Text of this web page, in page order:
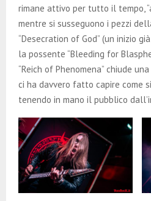
rimane attivo per tutto il tempo,
mentre si susseguono i pezzi
“Desecration of God” (un inizio
la possente “Bleeding for
“Reich of Phenomena” chiude
ci ha davvero fatto capire come
tenendo in mano il pubblico